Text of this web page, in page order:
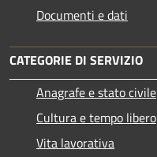
Documenti e dati
CATEGORIE DI SERVIZIO
Anagrafe e stato civile
Cultura e tempo libero
Vita lavorativa